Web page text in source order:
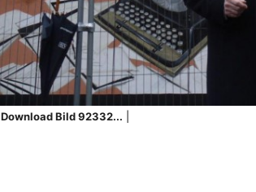
Download Bild 92332...